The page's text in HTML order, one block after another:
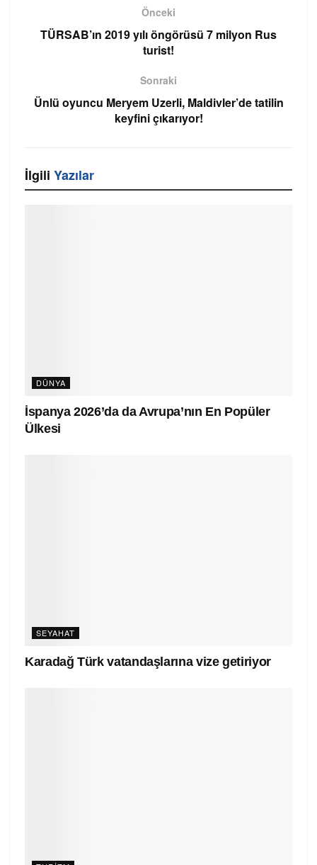
Önceki
TÜRSAB’ın 2019 yılı öngörüsü 7 milyon Rus
turist!
Sonraki
Ünlü oyuncu Meryem Uzerli, Maldivler’de tatilin
keyfini çıkarıyor!
İlgili Yazılar
DÜNYA
İspanya 2026’da da Avrupa’nın En Popüler
Ülkesi
SEYAHAT
Karadağ Türk vatandaşlarına vize getiriyor